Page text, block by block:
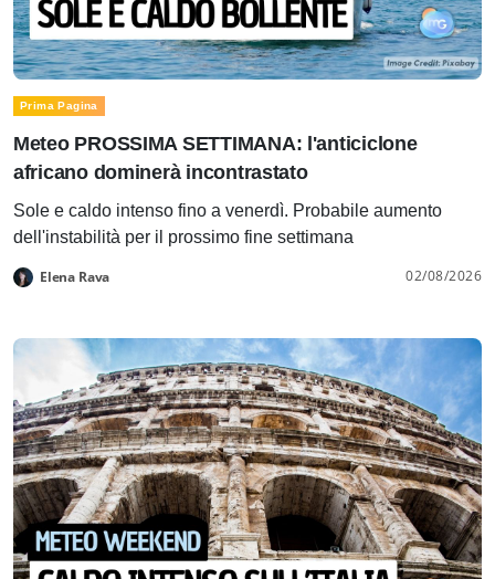
Prima Pagina
Meteo PROSSIMA SETTIMANA: l'anticiclone
africano dominerà incontrastato
Sole e caldo intenso fino a venerdì. Probabile aumento
dell'instabilità per il prossimo fine settimana
Elena Rava 02/08/2026